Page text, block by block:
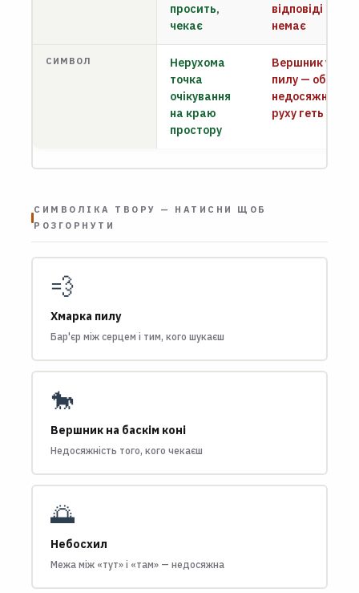
просить,
чекає
відповіді
немає
СИМВОЛ
Нерухома
точка
очікування
на краю
простору
Вершник у
пилу — образ
недосяжності і
руху геть
СИМВОЛІКА ТВОРУ — НАТИСНИ ЩОБ
РОЗГОРНУТИ
💨
Хмарка пилу
Бар'єр між серцем і тим, кого шукаєш
🐎
Вершник на баскім коні
Недосяжність того, кого чекаєш
🌅
Небосхил
Межа між «тут» і «там» — недосяжна